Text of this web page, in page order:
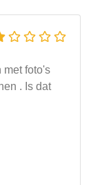
met foto's
. Is dat